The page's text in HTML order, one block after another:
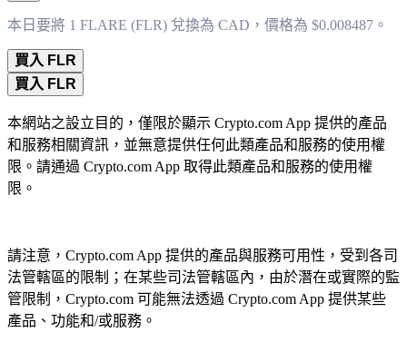
本日要將 1 FLARE (FLR) 兌換為 CAD，價格為 $0.008487。
買入 FLR
買入 FLR
本網站之設立目的，僅限於顯示 Crypto.com App 提供的產品
和服務相關資訊，並無意提供任何此類產品和服務的使用權
限。請通過 Crypto.com App 取得此類產品和服務的使用權
限。
請注意，Crypto.com App 提供的產品與服務可用性，受到各司
法管轄區的限制；在某些司法管轄區內，由於潛在或實際的監
管限制，Crypto.com 可能無法透過 Crypto.com App 提供某些
產品、功能和/或服務。